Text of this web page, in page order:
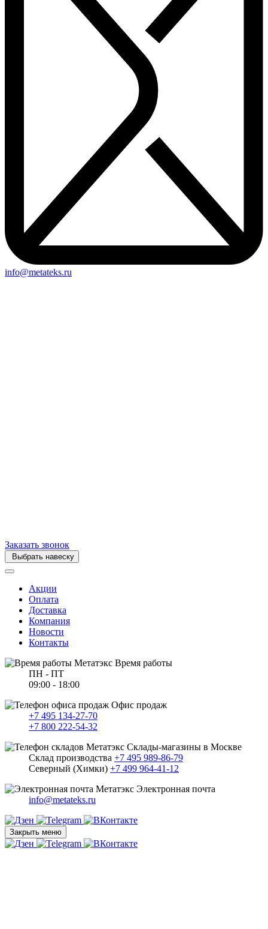
info@metateks.ru
Заказать звонок
Выбрать навеску
Акции
Оплата
Доставка
Компания
Новости
Контакты
Время работы
ПН - ПТ
09:00 - 18:00
Офис продаж
+7 495 134-27-70
+7 800 222-54-32
Склады-магазины в Москве
Склад производства +7 495 989-86-79
Северный (Химки) +7 499 964-41-12
Электронная почта
info@metateks.ru
Закрыть меню